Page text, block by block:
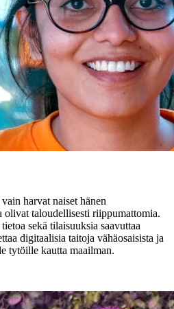
harvat naiset hänen
olivat taloudellisesti riippumattomia.
sekä tilaisuuksia saavuttaa
digitaalisia taitoja vähäosaisista ja
tytöille kautta maailman.